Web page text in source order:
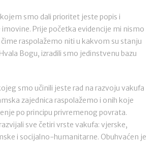
smo dali prioritet jeste popis i
Prije početka evidencije mi nismo
raspolažemo niti u kakvom su stanju
Bogu, izradili smo jedinstvenu bazu
smo učinili jeste rad na razvoju vakufa
zajednica raspolažemo i onih koje
po principu privremenog povrata.
sve četiri vrste vakufa: vjerske,
i socijalno-humanitarne. Obuhvaćen je